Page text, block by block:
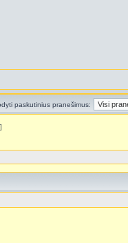
paskutinius pranešimus: